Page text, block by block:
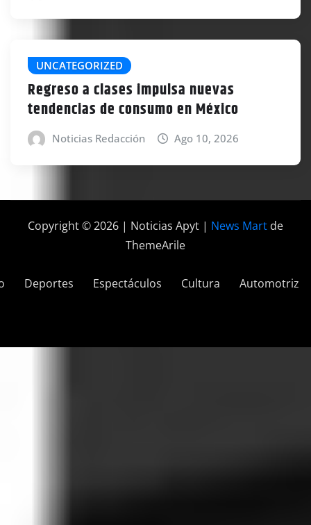
UNCATEGORIZED
Regreso a clases impulsa nuevas
tendencias de consumo en México
Noticias Redacción Ago 10, 2026
Copyright © 2026 | Noticias Apyt | News Mart de
ThemeArile
Deportes Espectáculos Cultura Automotriz